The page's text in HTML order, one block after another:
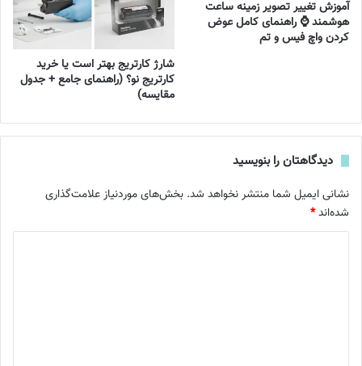
آموزش تغییر تصویر زمینه ساعت
هوشمند ⌚ راهنمای کامل عوض
کردن واچ فیس و تم
شارژ کارتریج بهتر است یا خرید
کارتریج نو؟ (راهنمای جامع + جدول
مقایسه)
دیدگاهتان را بنویسید
نشانی ایمیل شما منتشر نخواهد شد. بخش‌های موردنیاز علامت‌گذاری
شده‌اند*